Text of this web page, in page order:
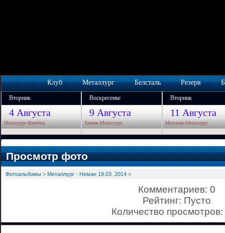
Клуб Металлург Белсталь Резерв
Вторник Воскресенье Вторник
4 Августа 9 Августа 11 Августа
Металлург-Витебск Химик-Металлург Могилев-Металлург
Просмотр фото
Фотоальбомы > Металлург - Неман 19.03. 2014 >
Комментариев: 0
Рейтинг: Пусто
Количество